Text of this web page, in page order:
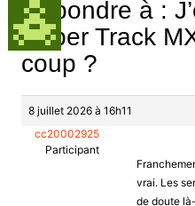
Répondre à :
Super Track
coup ?
8 juillet 2026 à 16h11
cc20002925
Participant
vrai. Les
de doute